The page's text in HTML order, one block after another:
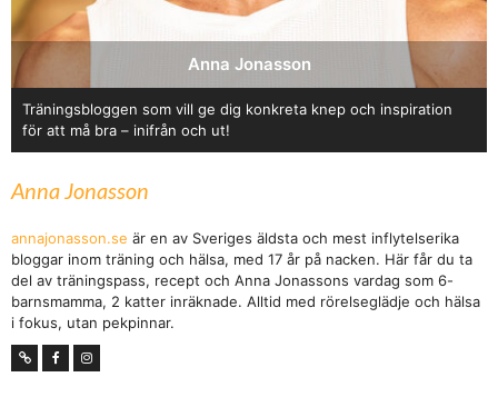
Anna Jonasson
Träningsbloggen som vill ge dig konkreta knep och inspiration
för att må bra – inifrån och ut!
Anna Jonasson
annajonasson.se är en av Sveriges äldsta och mest inflytelserika
bloggar inom träning och hälsa, med 17 år på nacken. Här får du ta
del av träningspass, recept och Anna Jonassons vardag som 6-
barnsmamma, 2 katter inräknade. Alltid med rörelseglädje och hälsa
i fokus, utan pekpinnar.